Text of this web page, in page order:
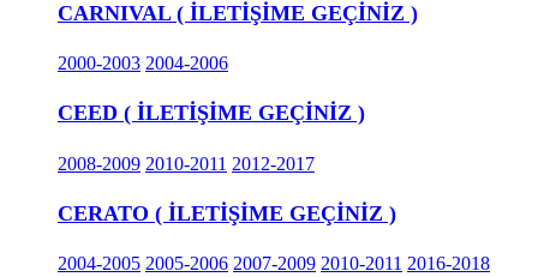
CARNIVAL ( İLETİŞİME GEÇİNİZ )
2000-2003 2004-2006
CEED ( İLETİŞİME GEÇİNİZ )
2008-2009 2010-2011 2012-2017
CERATO ( İLETİŞİME GEÇİNİZ )
2004-2005 2005-2006 2007-2009 2010-2011 2016-2018